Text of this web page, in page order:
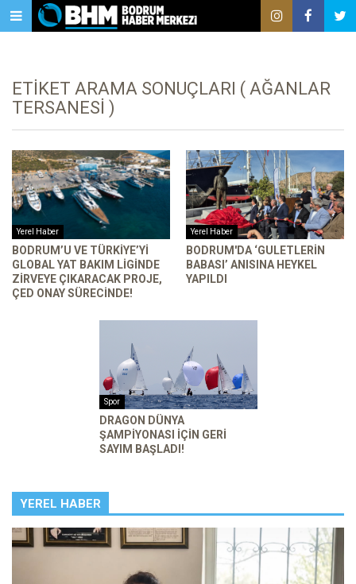
ETIKET ARAMA SONUÇLARI ( AĞANLAR
TERSANESI )
Yerel Haber
BODRUM’U VE TÜRKIYE’YI
GLOBAL YAT BAKIM LIGINDE
ZIRVEYE ÇIKARACAK PROJE,
ÇED ONAY SÜRECINDE!
Yerel Haber
BODRUM'DA ‘GULETLERIN
BABASI’ ANISINA HEYKEL
YAPILDI
Spor
DRAGON DÜNYA
ŞAMPIYONASI IÇIN GERI
SAYIM BAŞLADI!
YEREL HABER